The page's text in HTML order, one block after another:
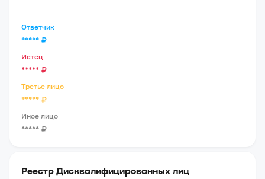
Ответчик
***** ₽
Истец
***** ₽
Третье лицо
***** ₽
Иное лицо
***** ₽
Реестр Дисквалифицированных лиц